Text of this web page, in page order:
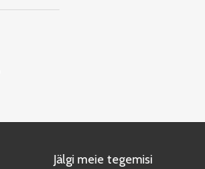
Jälgi meie tegemisi